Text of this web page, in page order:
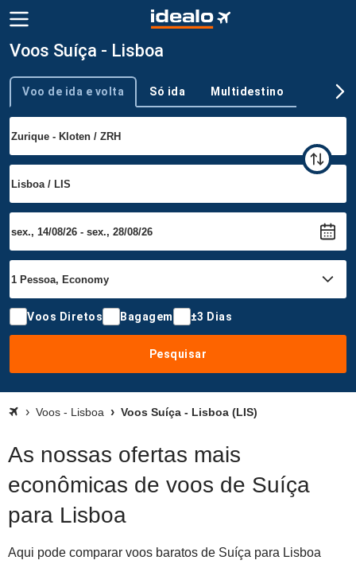
Voos Suíça - Lisboa
Tipo de viagem
Voo de ida e volta Só ida Multidestino
Voos Diretos Bagagem ±3 Dias
Pesquisar
Voos - Lisboa Voos Suíça - Lisboa (LIS)
As nossas ofertas mais
econômicas de voos de Suíça
para Lisboa
Aqui pode comparar voos baratos de Suíça para Lisboa